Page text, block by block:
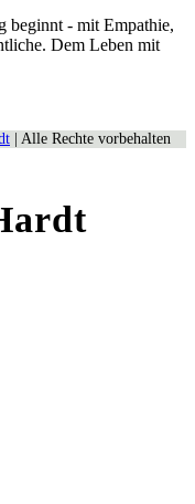
beginnt - mit Empathie,
Dem Leben mit
| Alle Rechte vorbehalten